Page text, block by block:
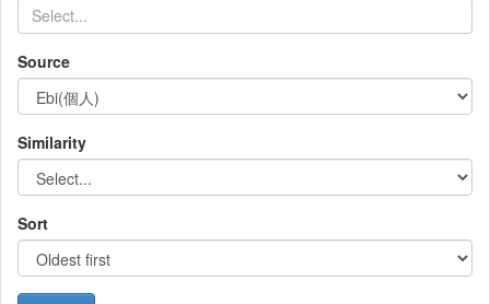
Source
Similarity
Sort